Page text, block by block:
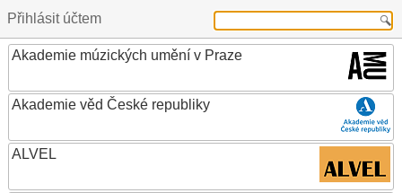
Přihlásit účtem
Akademie múzických umění v Praze
Akademie věd České republiky
ALVEL